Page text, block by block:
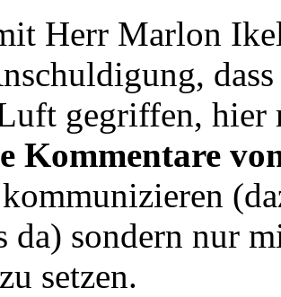
Herr Marlon
gegriffen,
Kommentare
da) sondern nur
setzen.